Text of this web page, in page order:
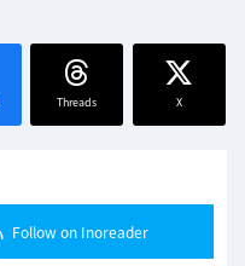
Threads X
Follow on Inoreader